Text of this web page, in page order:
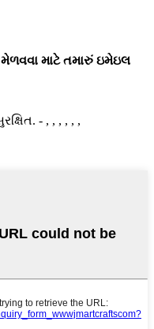
માટે તમારું ઇમેઇલ
- , , , , , ,